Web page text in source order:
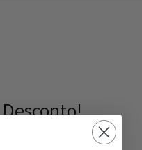
Desconto!
acesso a novidades,